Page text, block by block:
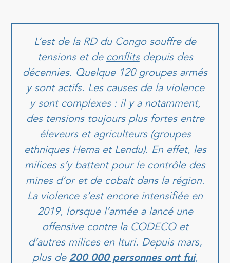
L’est de la RD du Congo souffre de
tensions et de conflitsdepuis des
décennies. Quelque 120 groupes armés
y sont actifs. Les causes de la violence
y sont complexes : il y a notamment,
des tensions toujours plus fortes entre
éleveurs et agriculteurs (groupes
ethniques Hema et Lendu). En effet, les
milices s’y battent pour le contrôle des
mines d’or et de cobalt dans la région.
La violence s’est encore intensifiée en
2019, lorsque l’armée a lancé une
offensive contre la CODECO et
d’autres milices en Ituri. Depuis mars,
plus de 200 000 personnes ont fui,